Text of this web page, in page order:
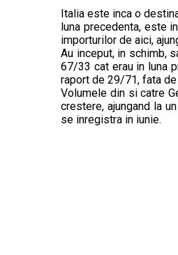
Italia este inca o
luna precedenta, este
importurilor de aici,
Au inceput, in schimb,
67/33 cat erau in luna
raport de 29/71, fata
Volumele din si catre
crestere, ajungand la
se inregistra in iunie.